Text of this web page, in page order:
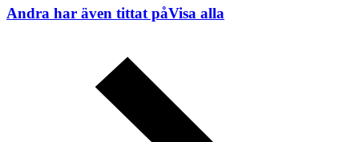
Andra har även tittat påVisa alla